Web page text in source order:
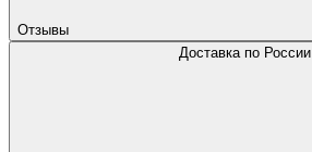
Отзывы
Доставка по России